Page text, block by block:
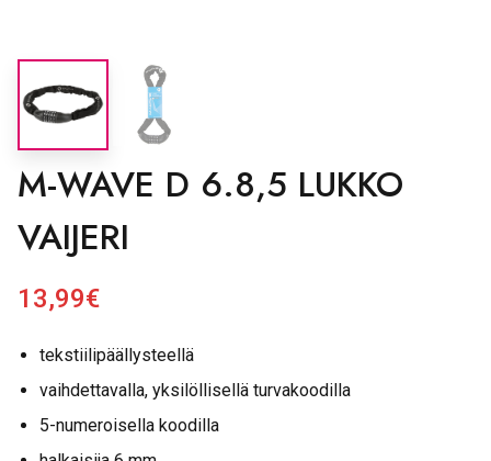
M-WAVE D 6.8,5 LUKKO
VAIJERI
13,99€
tekstiilipäällysteellä
vaihdettavalla, yksilöllisellä turvakoodilla
5-numeroisella koodilla